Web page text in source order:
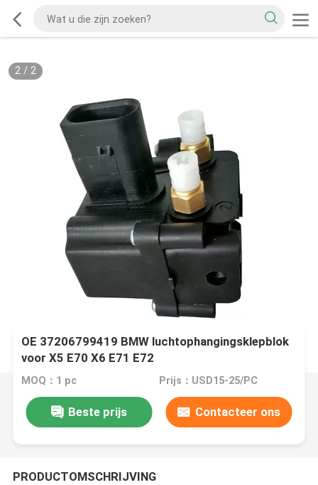
2/ 2
OE 37206799419 BMW luchtophangingsklepblok
voor X5 E70 X6 E71 E72
MOQ：1 pc Prijs：USD15-25/PC
Beste prijs Contacteer ons
PRODUCTOMSCHRIJVING